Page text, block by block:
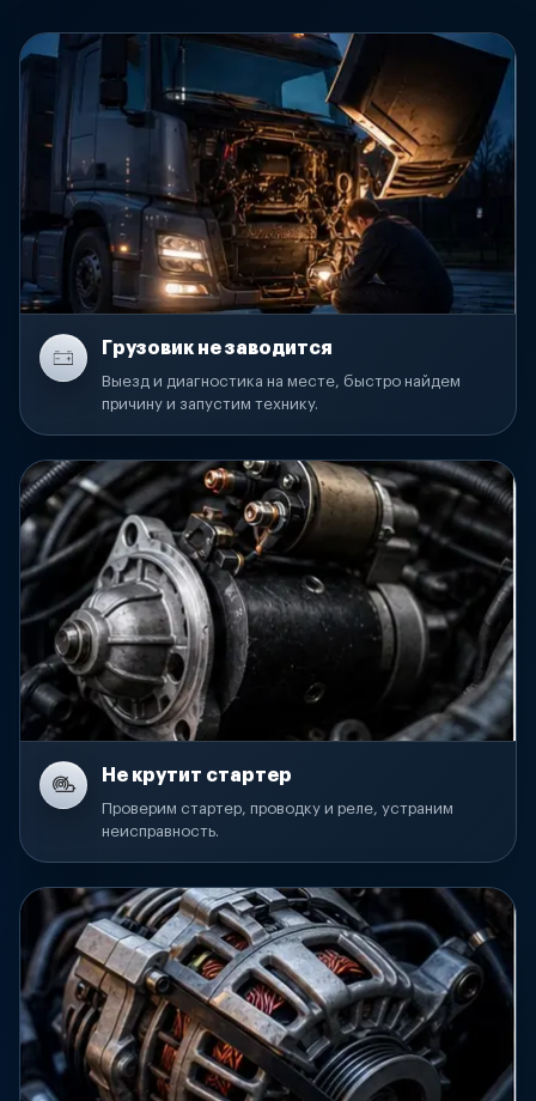
Грузовик не заводится
Выезд и диагностика на месте, быстро найдем
причину и запустим технику.
Не крутит стартер
Проверим стартер, проводку и реле, устраним
неисправность.